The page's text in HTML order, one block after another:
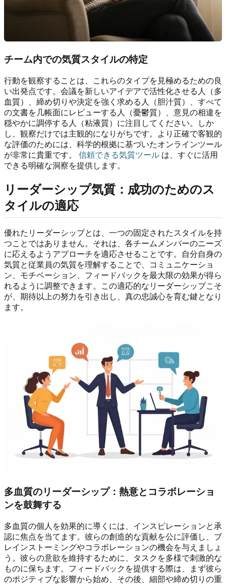
チーム内での気質スタイルの特定
行動を観察することは、これらのタイプを見極めるための良
い出発点です。会議を新しいアイデアで活性化させる人（多
血質）、締め切りや決定を強く求める人（胆汁質）、すべて
の文書を几帳面にレビューする人（憂鬱質）、意見の相違を
穏やかに調停する人（粘液質）に注目してください。しか
し、観察だけでは主観的になりがちです。より正確で客観的
な評価のためには、科学的根拠に基づいたオンラインツール
が非常に貴重です。 信頼できる気質ツール は、すぐに活用
できる明確な洞察を提供します。
リーダーシップ気質：成功のためのス
タイルの適応
優れたリーダーシップとは、一つの固定されたスタイルを持
つことではありません。それは、各チームメンバーのニーズ
に応えるようアプローチを適応させることです。自分自身の
気質と従業員の気質を理解することで、コミュニケーショ
ン、モチベーション、フィードバックを最大限の効果が得ら
れるように調整できます。この適応的なリーダーシップこそ
が、期待以上の努力を引き出し、真の忠誠心を育む鍵となり
ます。
多血質のリーダーシップ：熱意とコラボレーショ
ンを鼓舞する
多血質の個人を効果的に導くには、インスピレーションと承
認に焦点を当てます。彼らの創造的な貢献を公に評価し、ブ
レインストーミングやコラボレーションの機会を与えましょ
う。彼らの意欲を維持するために、タスクを多様で刺激的な
ものに保ちます。フィードバックを提供する際は、まず彼ら
のポジティブな影響から始め、その後、細部や締め切りの重